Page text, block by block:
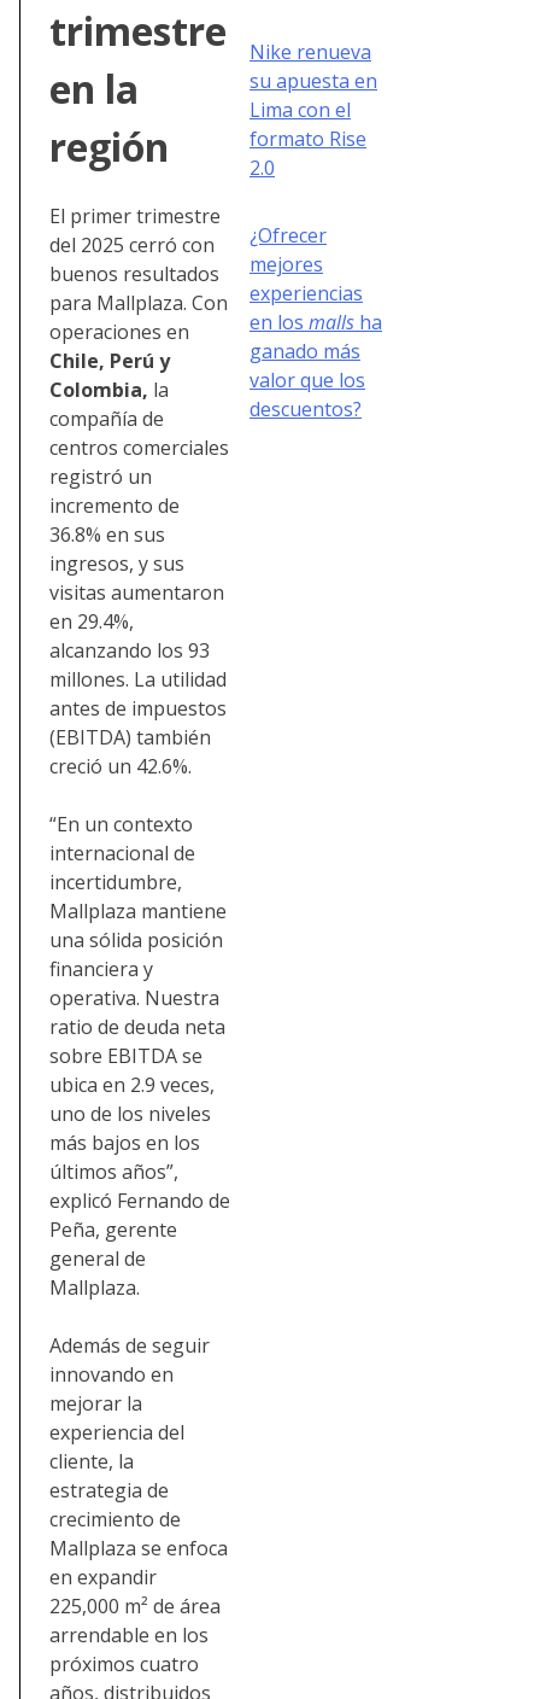
trimestre
en la
región
El primer trimestre
del 2025 cerró con
buenos resultados
para Mallplaza. Con
operaciones en
Chile, Perú y
Colombia, la
compañía de
centros comerciales
registró un
incremento de
36.8% en sus
ingresos, y sus
visitas aumentaron
en 29.4%,
alcanzando los 93
millones. La utilidad
antes de impuestos
(EBITDA) también
creció un 42.6%.
“En un contexto
internacional de
incertidumbre,
Mallplaza mantiene
una sólida posición
financiera y
operativa. Nuestra
ratio de deuda neta
sobre EBITDA se
ubica en 2.9 veces,
uno de los niveles
más bajos en los
últimos años”,
explicó Fernando de
Peña, gerente
general de
Mallplaza.
Además de seguir
innovando en
mejorar la
experiencia del
cliente, la
estrategia de
crecimiento de
Mallplaza se enfoca
en expandir
225,000 m² de área
arrendable en los
próximos cuatro
años, distribuidos
Nike renueva
su apuesta en
Lima con el
formato Rise
2.0
¿Ofrecer
mejores
experiencias
en los malls ha
ganado más
valor que los
descuentos?